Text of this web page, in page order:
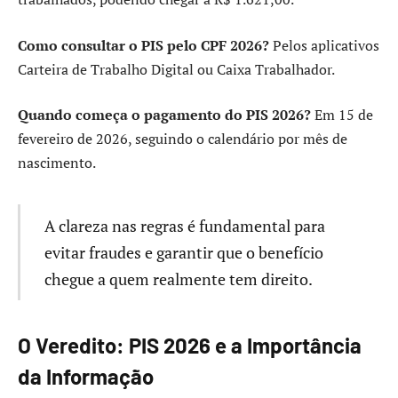
Como consultar o PIS pelo CPF 2026?Pelos aplicativos
Carteira de Trabalho Digital ou Caixa Trabalhador.
Quando começa o pagamento do PIS 2026?Em 15 de
fevereiro de 2026, seguindo o calendário por mês de
nascimento.
A clareza nas regras é fundamental para
evitar fraudes e garantir que o benefício
chegue a quem realmente tem direito.
O Veredito: PIS 2026 e a Importância
da Informação